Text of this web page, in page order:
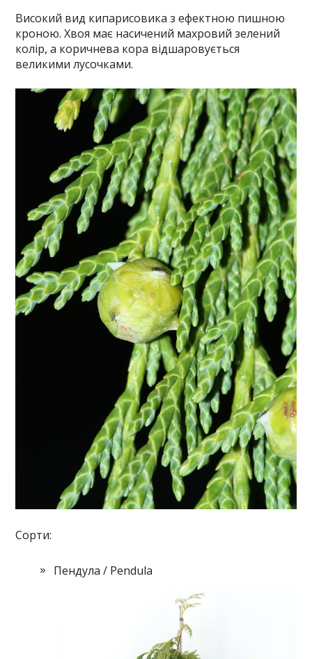
Високий вид кипарисовика з ефектною пишною
кроною. Хвоя має насичений махровий зелений
колір, а коричнева кора відшаровується
великими лусочками.
Сорти:
Пендула / Pendula